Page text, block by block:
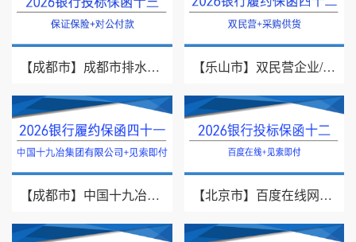
【成都市】成都市排水有限责任公司/投标保证保险/2026银行投标保函十三 【乐山市】双民营企业/采购供货/2026年银行履约保函四十二
【成都市】中国十九冶集团有限公司/见索即付/2026年银行履约保函四十一 【北京市】百度在线网络技术（北京）有限公司/投标保函/2026银行投标保函十二